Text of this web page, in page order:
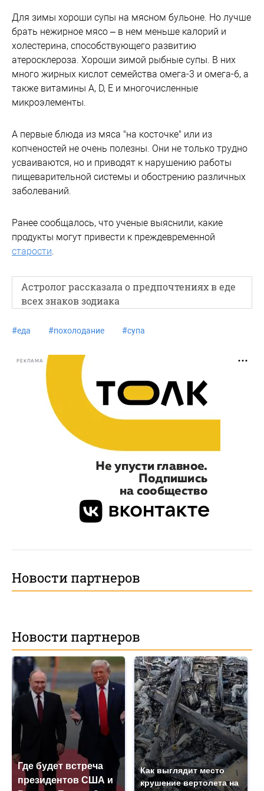
Для зимы хороши супы на мясном бульоне. Но лучше
брать нежирное мясо – в нем меньше калорий и
холестерина, способствующего развитию
атеросклероза. Хороши зимой рыбные супы. В них
много жирных кислот семейства омега-3 и омега-6, а
также витамины А, D, Е и многочисленные
микроэлементы.
А первые блюда из мяса "на косточке" или из
копченостей не очень полезны. Они не только трудно
усваиваются, но и приводят к нарушению работы
пищеварительной системы и обострению различных
заболеваний.
Ранее сообщалось, что ученые выяснили, какие
продукты могут привести к преждевременной
старости.
Астролог рассказала о предпочтениях в еде
всех знаков зодиака
#еда #похолодание #супа
РЕКЛАМА
Новости партнеров
Новости партнеров
Где будет встреча
президентов США и
Как выглядит место
крушение вертолета на